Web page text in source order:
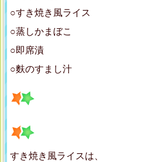
○すき焼き風ライス
○蒸しかまぼこ
○即席漬
○麩のすまし汁
すき焼き風ライスは、